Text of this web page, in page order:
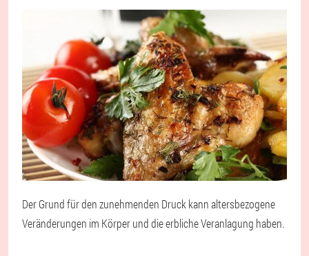
Der Grund für den zunehmenden Druck kann altersbezogene
Veränderungen im Körper und die erbliche Veranlagung haben.